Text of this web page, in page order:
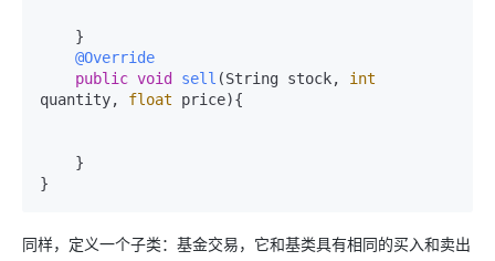
@Override
public void sell (String stock, int
quantity, float price){
同样，定义一个子类：基金交易，它和基类具有相同的买入和卖出